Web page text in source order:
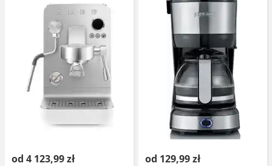
od 4 123,99 zł od 129,99 zł